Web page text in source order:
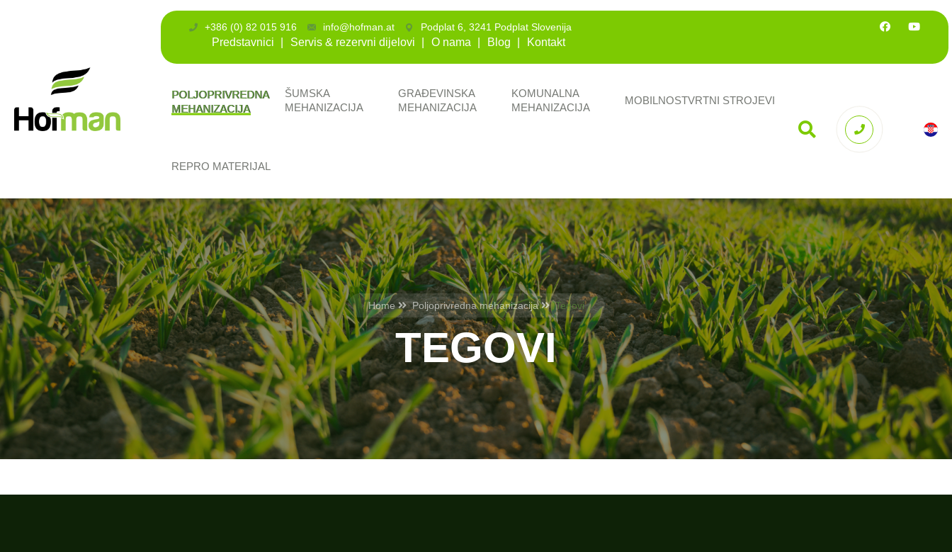
+386 (0) 82 015 916 info@hofman.at Podplat 6, 3241 Podplat Slovenija
Predstavnici Servis & rezervni dijelovi O nama Blog Kontakt
POLJOPRIVREDNA
MEHANIZACIJA
ŠUMSKA
MEHANIZACIJA
GRAĐEVINSKA
MEHANIZACIJA
KOMUNALNA
MEHANIZACIJA
MOBILNOSTVRTNI STROJEVI
REPRO MATERIJAL
Home Poljoprivredna mehanizacija Tegovi
TEGOVI